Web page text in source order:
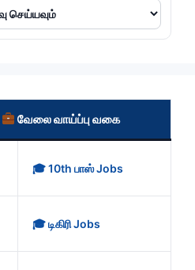
வேலை வாய்ப்பு வகை
🎓 10th பாஸ் Jobs
🎓 டிகிரி Jobs